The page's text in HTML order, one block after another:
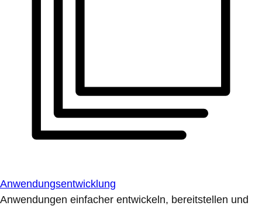
Anwendungsentwicklung
Anwendungen einfacher entwickeln, bereitstellen und